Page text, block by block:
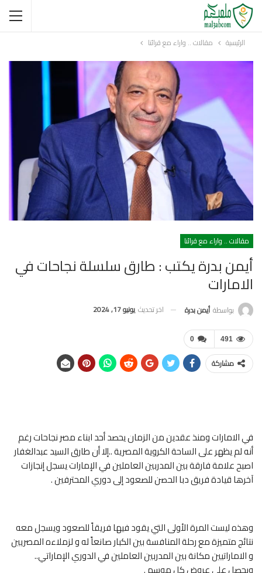
الرئيسية مقالات .. واراء مع قرائنا
مقالات .. واراء مع قرائنا
أيمن بدرة يكتب : طارق سلسلة نجاحات في
الامارات
بواسطة أيمن بدرة اخر تحديث يونيو 17, 2024
0 491
مشاركة
في الامارات ومنذ عقدين من الزمان يحصد أحد ابناء مصر نجاحات رغم
أنه لم يظهر على الساحة الكروية المصرية ..إلا أن طارق السيد عبدالغفار
اصبح علامة فارقة بين المدربين العاملين في الإمارات يسجل إنجازات
آخرها قيادة فريق دبا الحصن للصعود إلى دوري المحترفين .
وهذه ليست المرة الأولى التي يقود فيها فريقاً للصعود ويسجل معه
نتائج متميزة مع رحلة المنافسة بين الكبار صانعاً له و لزملاءه المصريين
و الاماراتيين مكانة بين المدربين العاملين في الدوري الإماراتي..